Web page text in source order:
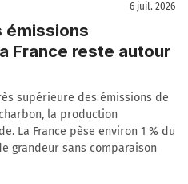
6 juil. 2026
émissions
France reste autour
supérieure des émissions de
la production
La France pèse environ 1 % du
grandeur sans comparaison